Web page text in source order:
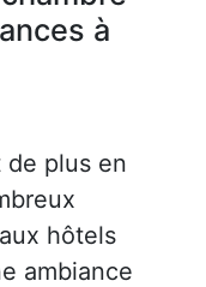
à
de plus en
hôtels
ambiance